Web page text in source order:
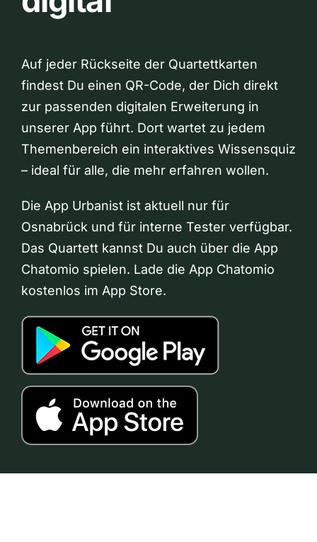
Auf jeder Rückseite der Quartettkarten
findest Du einen QR-Code, der Dich direkt
zur passenden digitalen Erweiterung in
unserer App führt. Dort wartet zu jedem
Themenbereich ein interaktives Wissensquiz
– ideal für alle, die mehr erfahren wollen.
Die App Urbanist ist aktuell nur für
Osnabrück und für interne Tester verfügbar.
Das Quartett kannst Du auch über die App
Chatomio spielen. Lade die App Chatomio
kostenlos im App Store.